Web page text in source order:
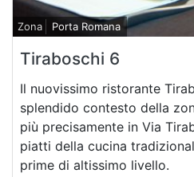
Zona Porta Romana
Tiraboschi 6
Il nuovissimo ristorante
splendido contesto della
più precisamente in Via
piatti della cucina
prime di altissimo livello.